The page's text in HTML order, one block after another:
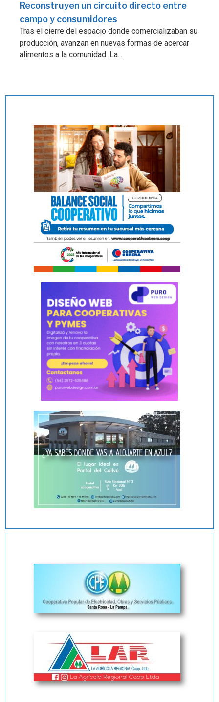
Reconstruyen un circuito directo entre
campo y consumidores
Tras el cierre del espacio donde comercializaban su
producción, avanzan en nuevas formas de acercar
alimentos a la comunidad. La...